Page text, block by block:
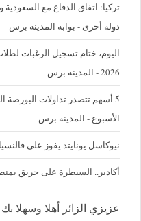
تركيا: اتفاق الدفاع مع
دولة أخرى - بوابة المدينة برس
اليوم، ختام تسجيل الرغبات
2026 - المدينة برس
5 أسهم تتصدر تداولات
الأسبوع - المدينة برس
نيوكاسل يونايتد يفوز على فالنسيا وديا 2-1 -
أكادير.. السيطرة على حريق
عزيزي الزائر أهلا وسهلا